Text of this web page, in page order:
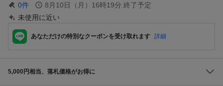
0件 8月10日（月）16時19分 終了予定
未使用に近い
あなただけの特別なクーポンを受け取れます 詳細
5,000円相当、落札価格がお得に